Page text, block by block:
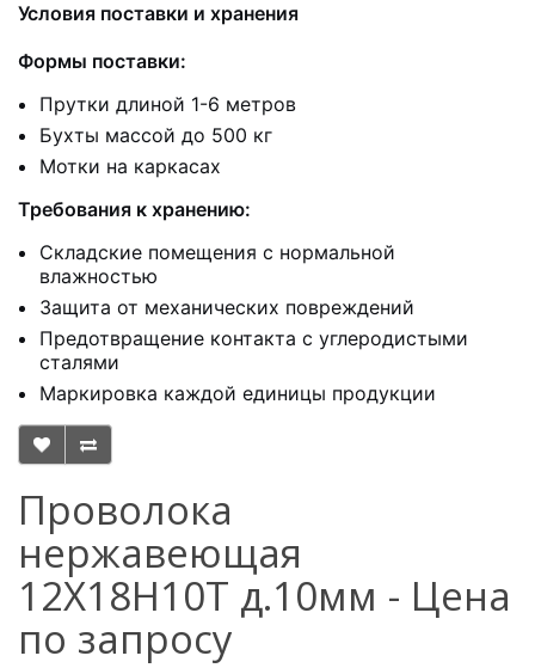
Условия поставки и хранения
Формы поставки:
Прутки длиной 1-6 метров
Бухты массой до 500 кг
Мотки на каркасах
Требования к хранению:
Складские помещения с нормальной
влажностью
Защита от механических повреждений
Предотвращение контакта с углеродистыми
сталями
Маркировка каждой единицы продукции
Проволока
нержавеющая
12Х18Н10Т д.10мм - Цена
по запросу